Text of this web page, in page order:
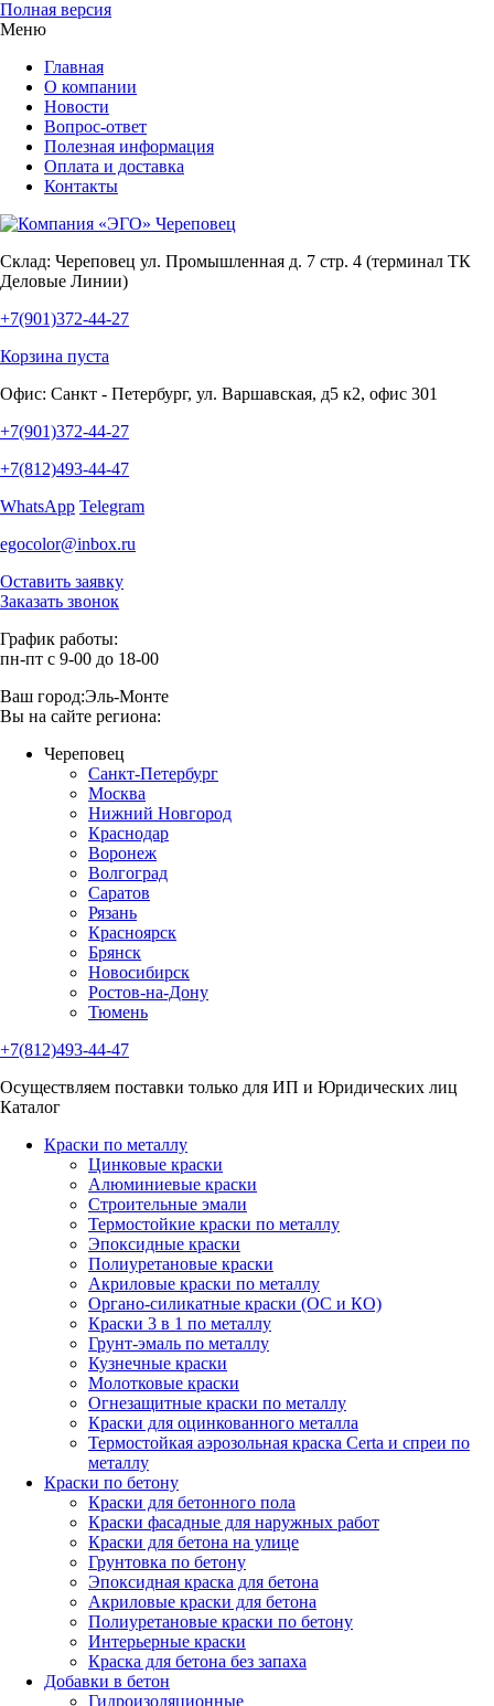
Полная версия
Меню
Главная
О компании
Новости
Вопрос-ответ
Полезная информация
Оплата и доставка
Контакты
Склад: Череповец ул. Промышленная д. 7 стр. 4 (терминал ТК
Деловые Линии)
+7(901)372-44-27
Корзина пуста
Офис: Санкт - Петербург, ул. Варшавская, д5 к2, офис 301
+7(901)372-44-27
+7(812)493-44-47
WhatsApp Telegram
egocolor@inbox.ru
Оставить заявку
Заказать звонок
График работы:
пн-пт с 9-00 до 18-00
Ваш город:Эль-Монте
Вы на сайте региона:
Череповец
Санкт-Петербург
Москва
Нижний Новгород
Краснодар
Воронеж
Волгоград
Саратов
Рязань
Красноярск
Брянск
Новосибирск
Ростов-на-Дону
Тюмень
+7(812)493-44-47
Осуществляем поставки только для ИП и Юридических лиц
Каталог
Краски по металлу
Цинковые краски
Алюминиевые краски
Строительные эмали
Термостойкие краски по металлу
Эпоксидные краски
Полиуретановые краски
Акриловые краски по металлу
Органо-силикатные краски (ОС и КО)
Краски 3 в 1 по металлу
Грунт-эмаль по металлу
Кузнечные краски
Молотковые краски
Огнезащитные краски по металлу
Краски для оцинкованного металла
Термостойкая аэрозольная краска Certa и спреи по
металлу
Краски по бетону
Краски для бетонного пола
Краски фасадные для наружных работ
Краски для бетона на улице
Грунтовка по бетону
Эпоксидная краска для бетона
Акриловые краски для бетона
Полиуретановые краски по бетону
Интерьерные краски
Краска для бетона без запаха
Добавки в бетон
Гидроизоляционные